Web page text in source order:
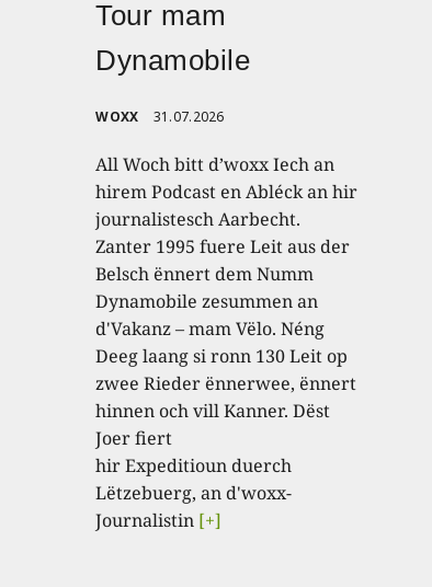
Tour mam
Dynamobile
WOXX 31.07.2026
All Woch bitt d’woxx Iech an
hirem Podcast en Abléck an hir
journalistesch Aarbecht.
Zanter 1995 fuere Leit aus der
Belsch ënnert dem Numm
Dynamobile zesummen an
d'Vakanz – mam Vëlo. Néng
Deeg laang si ronn 130 Leit op
zwee Rieder ënnerwee, ënnert
hinnen och vill Kanner. Dëst
Joer fiert
hir Expeditioun duerch
Lëtzebuerg, an d'woxx-
Journalistin [+]